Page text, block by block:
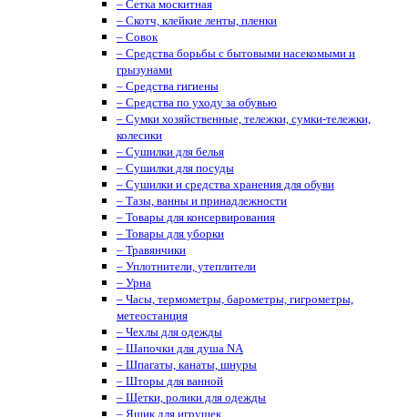
– Сетка москитная
– Скотч, клейкие ленты, пленки
– Совок
– Средства борьбы с бытовыми насекомыми и
грызунами
– Средства гигиены
– Средства по уходу за обувью
– Сумки хозяйственные, тележки, сумки-тележки,
колесики
– Сушилки для белья
– Сушилки для посуды
– Сушилки и средства хранения для обуви
– Тазы, ванны и принадлежности
– Товары для консервирования
– Товары для уборки
– Травянчики
– Уплотнители, утеплители
– Урна
– Часы, термометры, барометры, гигрометры,
метеостанция
– Чехлы для одежды
– Шапочки для душа NA
– Шпагаты, канаты, шнуры
– Шторы для ванной
– Щетки, ролики для одежды
– Ящик для игрушек